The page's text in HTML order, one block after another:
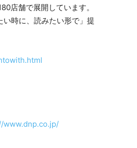
店舗で展開しています。
時に、読みたい形で」提
www.dnp.co.jp/